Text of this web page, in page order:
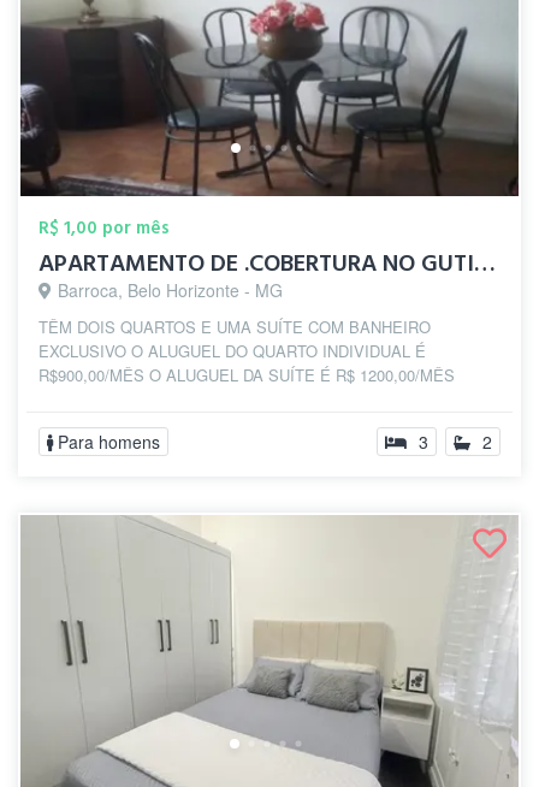
R$ 1,00 por mês
APARTAMENTO DE .COBERTURA NO GUTIERREZ ...
Barroca, Belo Horizonte - MG
TÊM DOIS QUARTOS E UMA SUÍTE COM BANHEIRO
EXCLUSIVO O ALUGUEL DO QUARTO INDIVIDUAL É
R$900,00/MÊS O ALUGUEL DA SUÍTE É R$ 1200,00/MÊS
Para homens 3 2